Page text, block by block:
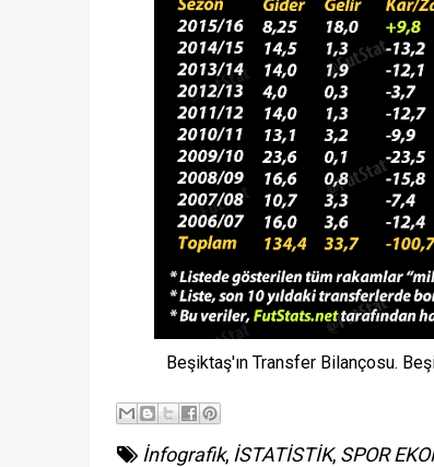
Beşiktaş'ın Transfer Bilançosu.
İnfografik, İSTATİSTİK, SPOR